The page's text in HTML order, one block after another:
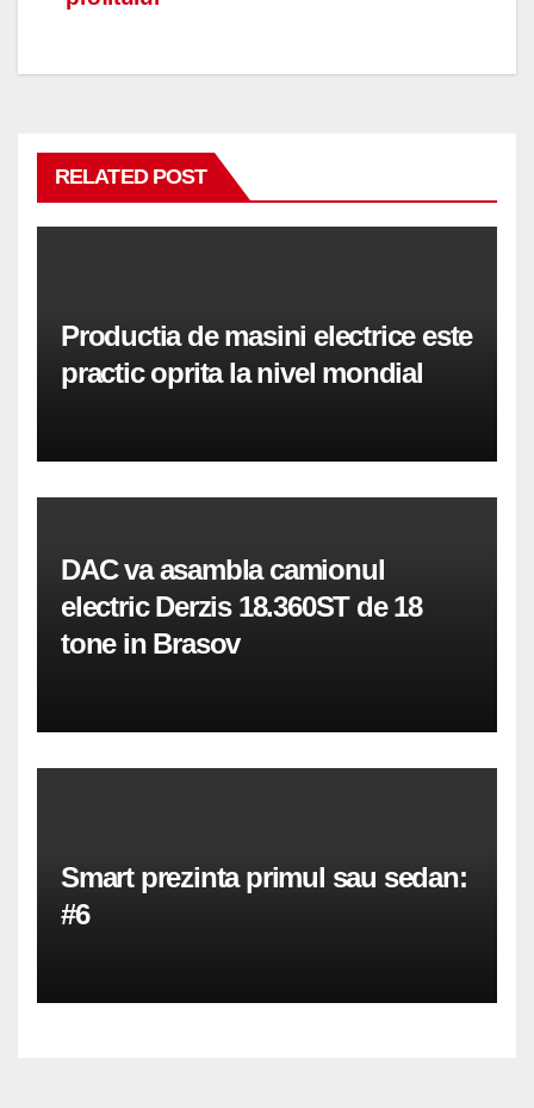
RELATED POST
Productia de masini electrice este
practic oprita la nivel mondial
DAC va asambla camionul
electric Derzis 18.360ST de 18
tone in Brasov
Smart prezinta primul sau sedan:
#6